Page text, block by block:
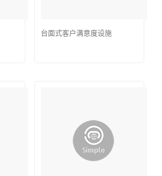
台面式客户满意度设施